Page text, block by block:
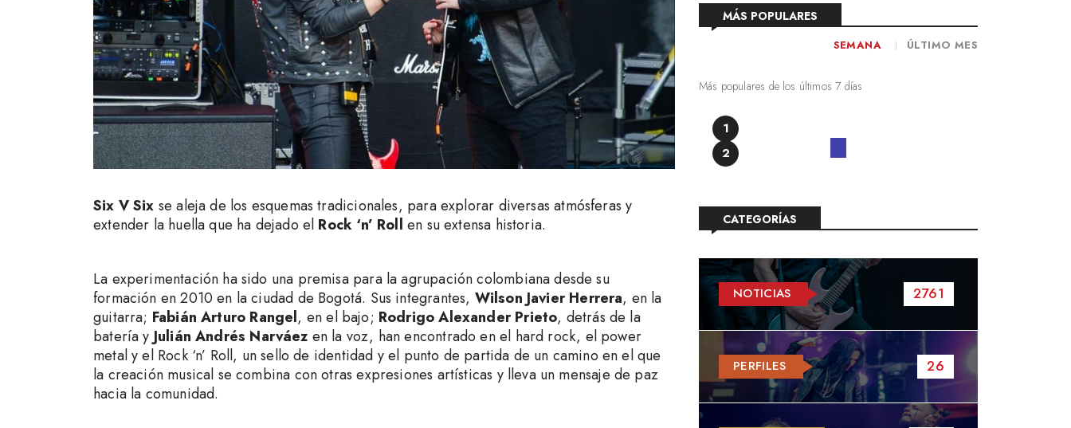
Six V Six se aleja de los esquemas tradicionales, para explorar diversas atmósferas y
extender la huella que ha dejado el Rock ‘n’ Roll en su extensa historia.
La experimentación ha sido una premisa para la agrupación colombiana desde su
formación en 2010 en la ciudad de Bogotá. Sus integrantes, Wilson Javier Herrera, en la
guitarra; Fabián Arturo Rangel, en el bajo; Rodrigo Alexander Prieto, detrás de la
batería yJulián Andrés Narváez en la voz, han encontrado en el hard rock, el power
metal y el Rock ‘n’ Roll, un sello de identidad y el punto de partida de un camino en el que
la creación musical se combina con otras expresiones artísticas y lleva un mensaje de paz
hacia la comunidad.
MÁS POPULARES
SEMANA ÚLTIMO MES
Más populares de los últimos 7 días
1
2
CATEGORÍAS
NOTICIAS 2761
PERFILES 26